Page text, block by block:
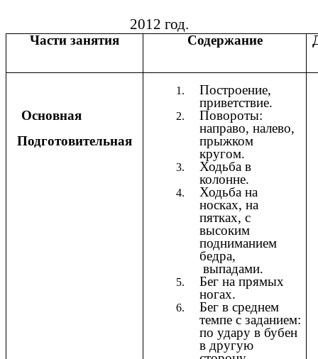
2012 год.
Части занятия Содержание
Основная
Подготовительная
Построение,
приветствие.
Повороты:
направо, налево,
прыжком
кругом.
Ходьба в
колонне.
Ходьба на
носках, на
пятках, с
высоким
подниманием
бедра,
выпадами.
Бег на прямых
ногах.
Бег в среднем
темпе с заданием:
по удару в бубен
в другую